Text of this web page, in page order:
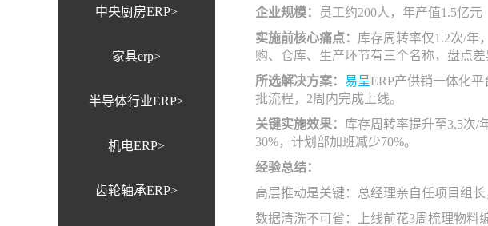
中央厨房ERP>
家具erp>
半导体行业ERP>
机电ERP>
齿轮轴承ERP>
企业规模：
员工约200人，年产值1.5亿元
实施前核心痛点： 库存周转率仅1.2次/年
购、仓库、生产环节有三个名称，盘点差
所选解决方案： 易呈ERP产供销一体化
批流程，2周内完成上线。
关键实施效果： 库存周转率提升至3.5次/
30%，计划部加班减少70%。
经验总结：
高层推动是关键：总经理亲自任项目组
数据清洗不可省：上线前花3周梳理物料